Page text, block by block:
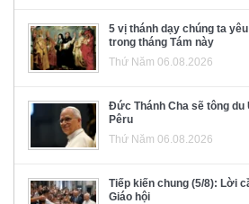
5 vị thánh dạy chúng ta
trong tháng Tám này
Thứ Năm 06.08.2026
Đức Thánh Cha sẽ tông du
Pêru
Thứ Năm 06.08.2026
Tiếp kiến chung (5/8): Lời
Giáo hội